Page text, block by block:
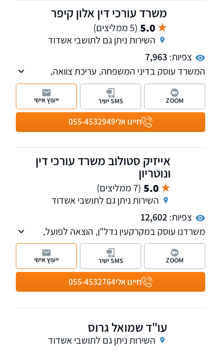
משרד עורכי דין אלון קיפר
5.0 (5 ממליצים)
השירות ניתן גם לתושבי אשדוד
צפיות: 7,963
המשרד עוסק בדיני המשפחה, עריכת צוואה,
התנגדות לצוואה, צו ירושה,הסכמי גירושין,הסכמי
ממון,עריכת ייפוי כוח מתמשך.
הליכי הוצאה לפועל,חדלות פרעון,פשיטות
רגל,הסדר חובות, וכן בוועדות ביטוח לאומי,קצבאות
ילדים, תאונות עבודה ותאונות דרכים.
חייגו אלי055-4532949
ZOOM SMS ישיר ייעוץ אישי
אייזיק סטולוב משרד עורכי דין
ונוטריון
5.0 (7 ממליצים)
השירות ניתן גם לתושבי אשדוד
צפיות:12,602
משרדנו עוסק במקרקעין נדל"ן, הוצאה לפועל,
חדלות פירעון-פשיטת רגל, דיני חוזים, ירושות,
צוואות, יפוי כח מתמשך, הסכמי ממון - ייצוג משפטי.
למשרד שלוחות ברמת גן וביבנה
חייגו אלי055-4532764
ZOOM SMS ישיר ייעוץ אישי
עו"ד שמואל גרוס
השירות ניתן גם לתושבי אשדוד